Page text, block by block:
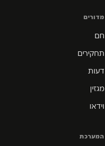
מדורים
חם
תחקירים
דעות
מגזין
וידאו
המערכת